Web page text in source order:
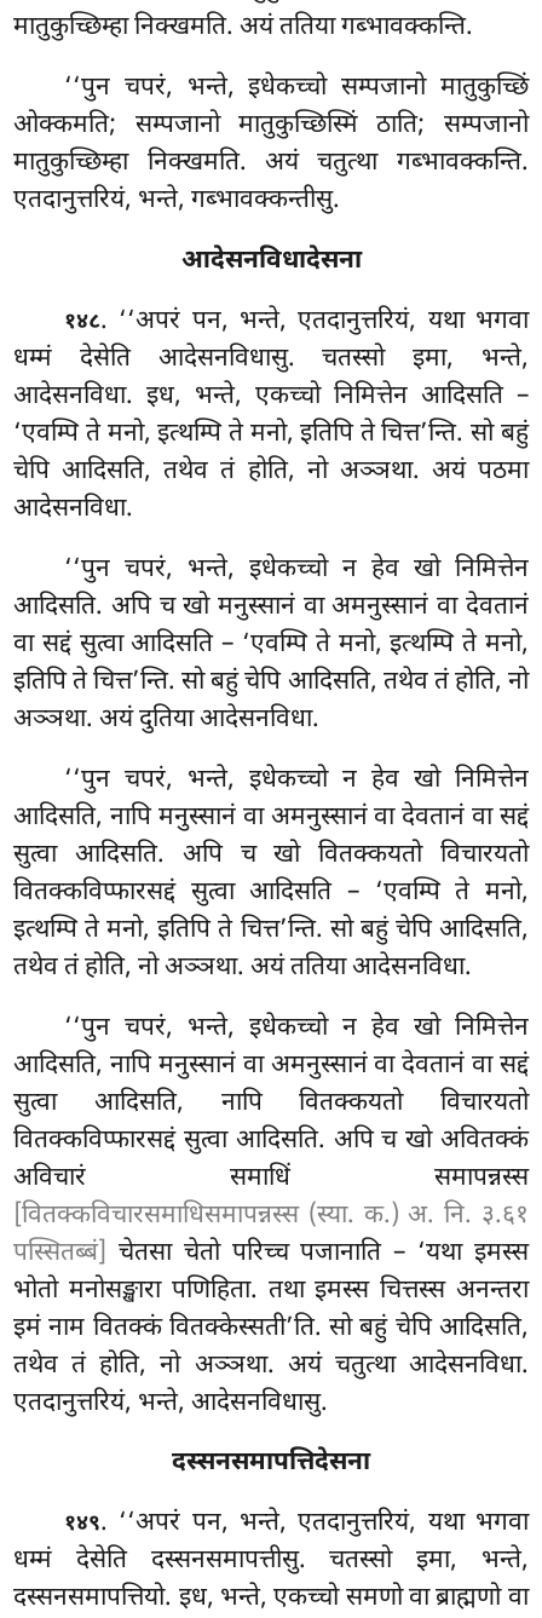
मातुकुच्छिम्हा निक्खमति. अयं ततिया गब्भावक्कन्ति.
‘‘पुन चपरं, भन्ते, इधेकच्चो सम्पजानो मातुकुच्छिं
ओक्कमति; सम्पजानो मातुकुच्छिस्मिं ठाति; सम्पजानो
मातुकुच्छिम्हा निक्खमति. अयं चतुत्था गब्भावक्कन्ति.
एतदानुत्तरियं, भन्ते, गब्भावक्कन्तीसु.
आदेसनविधादेसना
१४८. ‘‘अपरं पन, भन्ते, एतदानुत्तरियं, यथा भगवा
धम्मं देसेति आदेसनविधासु. चतस्सो इमा, भन्ते,
आदेसनविधा. इध, भन्ते, एकच्चो निमित्तेन आदिसति –
‘एवम्पि ते मनो, इत्थम्पि ते मनो, इतिपि ते चित्त’न्ति. सोबहुं
चेपि आदिसति, तथेव तं होति, नो अञ्ञथा. अयं पठमा
आदेसनविधा.
‘‘पुन चपरं, भन्ते, इधेकच्चो न हेव खो निमित्तेन
आदिसति. अपि च खो मनुस्सानं वा अमनुस्सानं वा देवतानं
वा सद्दं सुत्वा आदिसति – ‘एवम्पि ते मनो, इत्थम्पि ते मनो,
इतिपि ते चित्त’न्ति. सो बहुं चेपि आदिसति, तथेव तं होति, नो
अञ्ञथा. अयं दुतिया आदेसनविधा.
‘‘पुन चपरं, भन्ते, इधेकच्चो न हेव खो निमित्तेन
आदिसति, नापि मनुस्सानं वा अमनुस्सानं वा देवतानं वा सद्दं
सुत्वा आदिसति. अपि च खो वितक्कयतो विचारयतो
वितक्कविप्फारसद्दं सुत्वा आदिसति – ‘एवम्पि ते मनो,
इत्थम्पि ते मनो, इतिपि ते चित्त’न्ति. सो बहुं चेपि आदिसति,
तथेव तं होति, नो अञ्ञथा. अयं ततिया आदेसनविधा.
‘‘पुन चपरं, भन्ते, इधेकच्चो न हेव खो निमित्तेन
आदिसति, नापि मनुस्सानं वा अमनुस्सानं वा देवतानं वा सद्दं
सुत्वा आदिसति, नापि वितक्कयतो विचारयतो
वितक्कविप्फारसद्दं सुत्वा आदिसति. अपि च खो अवितक्कं
अविचारं समाधिं समापन्नस्स
[वितक्कविचारसमाधिसमापन्नस्स (स्या. क.) अ. नि. ३.६१
पस्सितब्बं] चेतसा चेतो परिच्च पजानाति – ‘यथा इमस्स
भोतो मनोसङ्खारा पणिहिता. तथा इमस्स चित्तस्स अनन्तरा
इमं नाम वितक्कं वितक्केस्सती’ति. सो बहुं चेपि आदिसति,
तथेव तं होति, नो अञ्ञथा. अयं चतुत्था आदेसनविधा.
एतदानुत्तरियं, भन्ते, आदेसनविधासु.
दस्सनसमापत्तिदेसना
१४९. ‘‘अपरं पन, भन्ते, एतदानुत्तरियं, यथा भगवा
धम्मं देसेति दस्सनसमापत्तीसु. चतस्सो इमा, भन्ते,
दस्सनसमापत्तियो. इध, भन्ते, एकच्चो समणो वा ब्राह्मणो वा